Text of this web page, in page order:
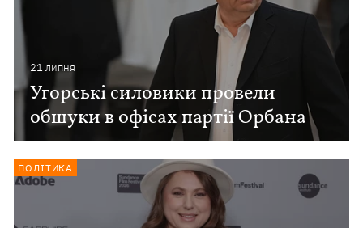
21 липня
Угорські силовики провели
обшуки в офісах партії Орбана
ПОЛІТИКА